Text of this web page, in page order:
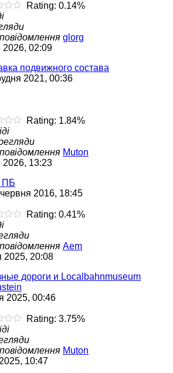
Rating: 0.14%
glorg
2026, 02:09
подвижного состава
2021, 00:36
Rating: 1.84%
Muton
2026, 13:23
ПБ
2016, 18:45
Rating: 0.41%
Aem
2025, 20:08
дороги и Localbahnmuseum
2025, 00:46
Rating: 3.75%
Muton
10:47